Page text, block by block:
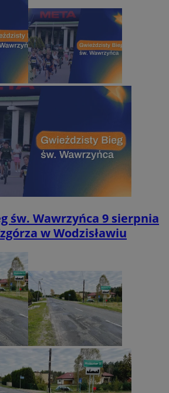
św. Wawrzyńca 9 sierpnia
w Wodzisławiu